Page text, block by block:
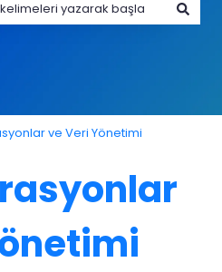
ve Veri Yönetimi